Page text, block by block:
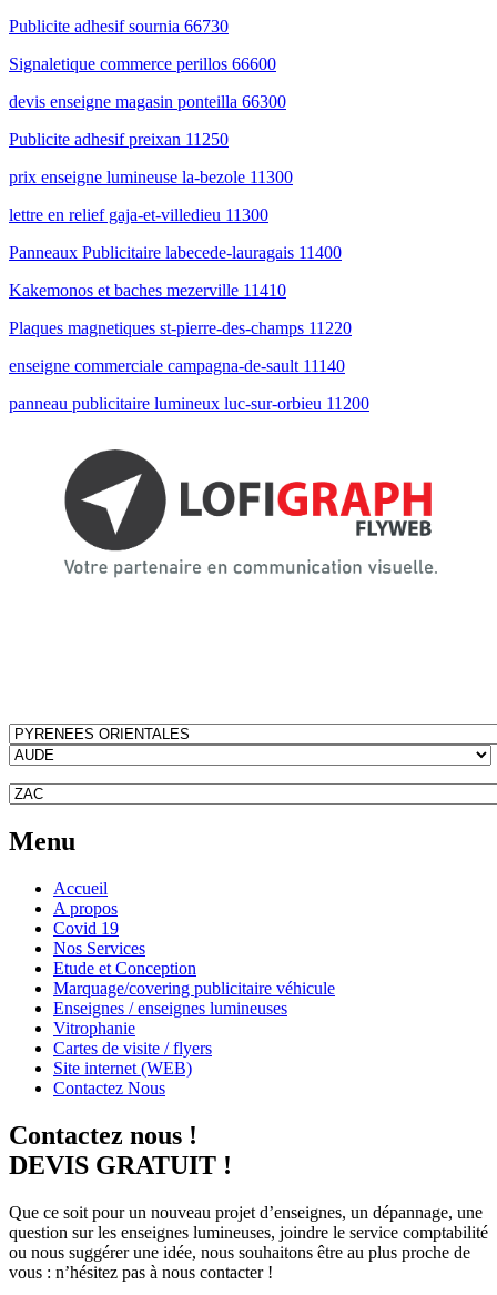
Publicite adhesif sournia 66730
Signaletique commerce perillos 66600
devis enseigne magasin ponteilla 66300
Publicite adhesif preixan 11250
prix enseigne lumineuse la-bezole 11300
lettre en relief gaja-et-villedieu 11300
Panneaux Publicitaire labecede-lauragais 11400
Kakemonos et baches mezerville 11410
Plaques magnetiques st-pierre-des-champs 11220
enseigne commerciale campagna-de-sault 11140
panneau publicitaire lumineux luc-sur-orbieu 11200
Menu
Accueil
A propos
Covid 19
Nos Services
Etude et Conception
Marquage/covering publicitaire véhicule
Enseignes / enseignes lumineuses
Vitrophanie
Cartes de visite / flyers
Site internet (WEB)
Contactez Nous
Contactez nous !
DEVIS GRATUIT !
Que ce soit pour un nouveau projet d’enseignes, un dépannage, une
question sur les enseignes lumineuses, joindre le service comptabilité
ou nous suggérer une idée, nous souhaitons être au plus proche de
vous : n’hésitez pas à nous contacter !